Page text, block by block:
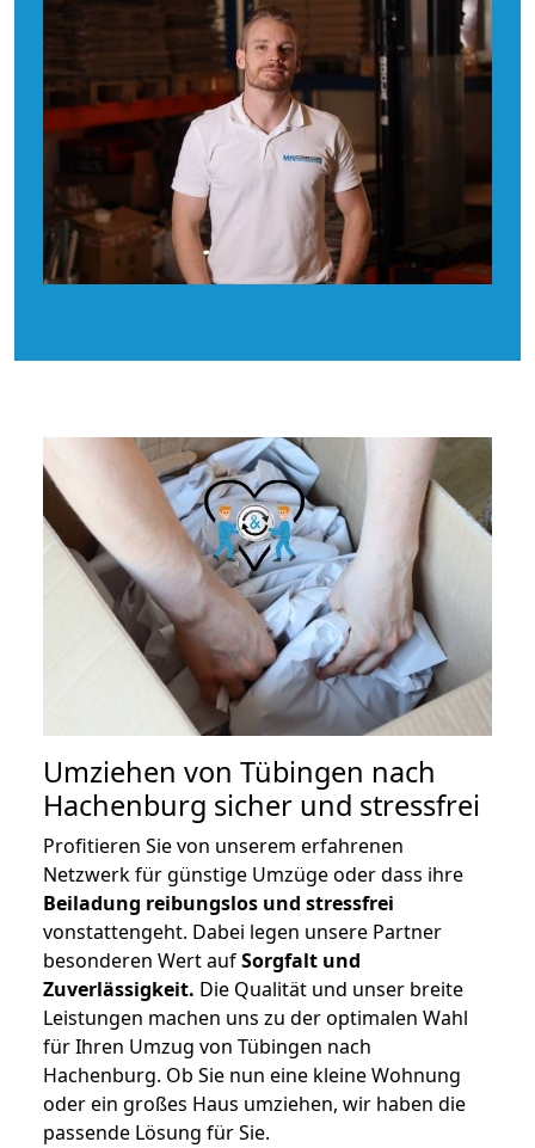
Umziehen von Tübingen nach
Hachenburg sicher und stressfrei
Profitieren Sie von unserem erfahrenen
Netzwerk für günstige Umzüge oder dass ihre
Beiladung reibungslos und stressfrei
vonstattengeht. Dabei legen unsere Partner
besonderen Wert aufSorgfalt und
Zuverlässigkeit. Die Qualität und unser breite
Leistungen machen uns zu der optimalen Wahl
für Ihren Umzug von Tübingen nach
Hachenburg. Ob Sie nun eine kleine Wohnung
oder ein großes Haus umziehen, wir haben die
passende Lösung für Sie.